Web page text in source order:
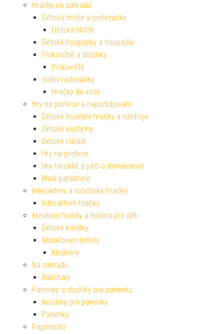
Hračky na zahradu
Dětská hřiště a prolézačky
Dětská hřiště
Dětské houpačky a houpadla
Pískoviště a doplňky
Pískoviště
Vodní radovánky
Hračky do vody
Hry na profese a napodobování
Dětské hudební hračky a nástroje
Dětské kostýmy
Dětské nářadí
Hry na profese
Hry na úklid a péči o domácnost
Malá parádnice
Interaktivní a robotické hračky
Interaktivní hračky
Kreativní hračky a tvoření pro děti
Dětské korálky
Modelovací hmoty
Modelíny
Na zahradu
Bublifuky
Panenky a doplňky pro panenky
Kočárky pro panenky
Panenky
Papírnictví